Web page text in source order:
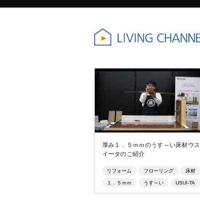
厚み１．５ｍｍのうす～い床材ウス
イータのご紹介
リフォーム フローリング 床材
１．５ｍｍ うす～い USUI-TA
ウスイータ